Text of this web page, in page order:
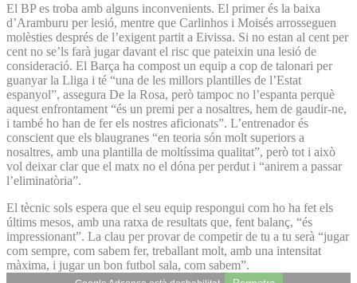
El BP es troba amb alguns inconvenients. El primer és la baixa
d’Aramburu per lesió, mentre que Carlinhos i Moisés arrosseguen
molèsties després de l’exigent partit a Eivissa. Si no estan al cent per
cent no se’ls farà jugar davant el risc que pateixin una lesió de
consideració. El Barça ha compost un equip a cop de talonari per
guanyar la Lliga i té “una de les millors plantilles de l’Estat
espanyol”, assegura De la Rosa, però tampoc no l’espanta perquè
aquest enfrontament “és un premi per a nosaltres, hem de gaudir-ne,
i també ho han de fer els nostres aficionats”. L’entrenador és
conscient que els blaugranes “en teoria són molt superiors a
nosaltres, amb una plantilla de moltíssima qualitat”, però tot i això
vol deixar clar que el matx no el dóna per perdut i “anirem a passar
l’eliminatòria”.
El tècnic sols espera que el seu equip respongui com ho ha fet els
últims mesos, amb una ratxa de resultats que, fent balanç, “és
impressionant”. La clau per provar de competir de tu a tu serà “jugar
com sempre, com sabem fer, treballant molt, amb una intensitat
màxima, i jugar un bon futbol sala, com sabem”.